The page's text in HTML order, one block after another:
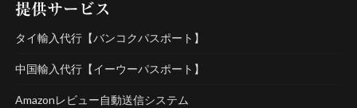
提供サービス
タイ輸入代行【バンコクパスポート】
中国輸入代行【イーウーパスポート】
Amazonレビュー自動送信システム